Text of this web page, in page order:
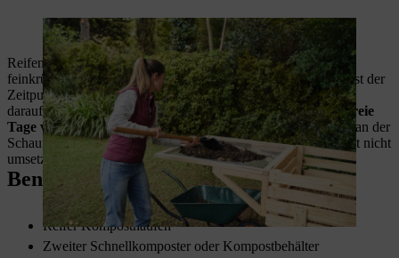
Gesiebter Kompost kann später auf den Beeten ausgebracht werden.
Reifen Kompost erkennen Sie daran, dass er dunkelbraun und
feinkrümelig ist und an Waldboden erinnert – spätestens jetzt ist der
Zeitpunkt gekommen, um zur Schaufel zu greifen. Achten Sie
darauf, dassdem Umschichten des Komposts einige regenfreie
Tage vorausgehen, damit der Kompost nicht verklumpt oder an der
Schaufel haften bleibt. Auch bei Frost sollten Sie den Kompost nicht
umsetzen.
Benötigtes Material und Werkzeug
Reifer Komposthaufen
Zweiter Schnellkomposter oder Kompostbehälter